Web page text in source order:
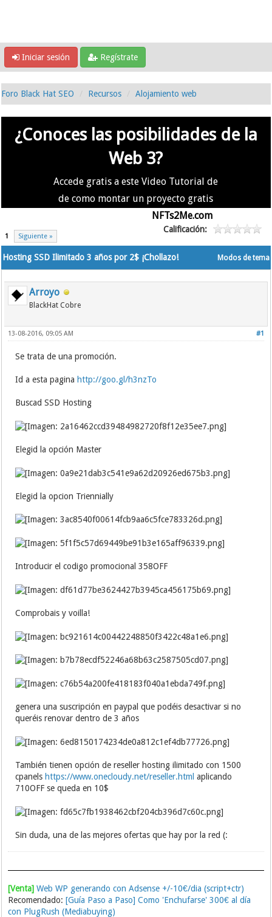
Iniciar sesión Regístrate
Foro Black Hat SEO Recursos Alojamiento web
¿Conoces las posibilidades de la
Web 3?
Accede gratis a este Video Tutorial de
de como montar un proyecto gratis
NFTs2Me.com
1 Siguiente »
Calificación:
Modos de tema
Hosting SSD Ilimitado 3 años por 2$ ¡Chollazo!
Arroyo
BlackHat Cobre
#1
13-08-2016, 09:05 AM
Se trata de una promoción.
Id a esta pagina http://goo.gl/h3nzTo
Buscad SSD Hosting
Elegid la opción Master
Elegid la opcion Triennially
Introducir el codigo promocional 358OFF
Comprobais y voilla!
genera una suscripción en paypal que podéis desactivar si no
queréis renovar dentro de 3 años
También tienen opción de reseller hosting ilimitado con 1500
cpanels https://www.onecloudy.net/reseller.html aplicando
710OFF se queda en 10$
Sin duda, una de las mejores ofertas que hay por la red (:
[Venta] Web WP generando con Adsense +/-10€/dia (script+ctr)
Recomendado:[Guía Paso a Paso] Como 'Enchufarse' 300€ al día
con PlugRush (Mediabuying)